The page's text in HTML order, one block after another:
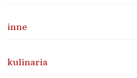
inne
kulinaria